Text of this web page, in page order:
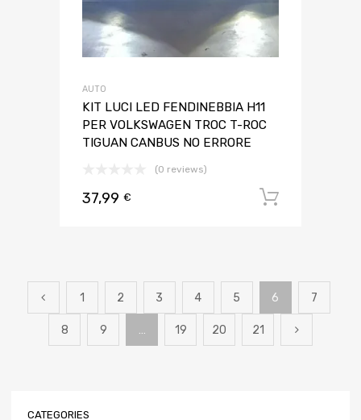
AUTO
KIT LUCI LED FENDINEBBIA H11
PER VOLKSWAGEN TROC T-ROC
TIGUAN CANBUS NO ERRORE
(0 reviews)
37,99 €
1 2 3 4 5 6 7
8 9 … 19 20 21
CATEGORIES